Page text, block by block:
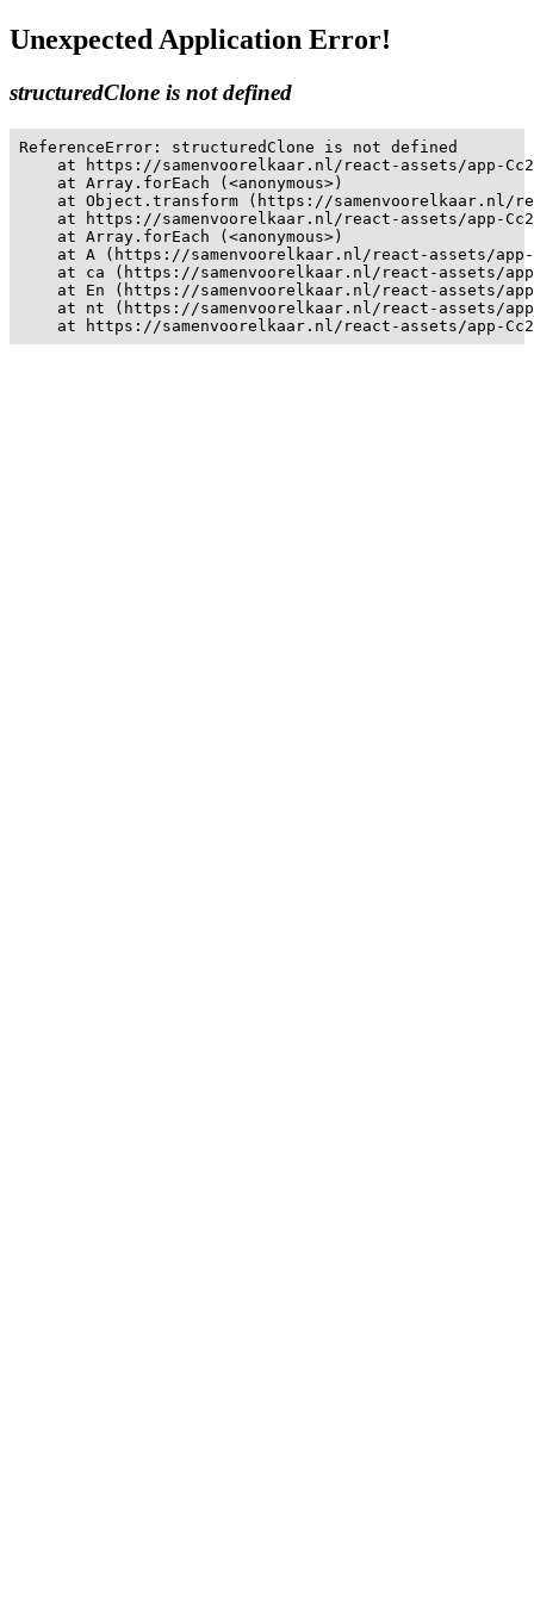
Unexpected Application Error!
structuredClone is not defined
ReferenceError: structuredClone is not defined
at https://samenvoorelkaar.nl/react-assets/app-
    at Array.forEach (<anonymous>)
at Object.transform (https://samenvoorelkaar.nl/
at https://samenvoorelkaar.nl/react-assets/app-
    at Array.forEach (<anonymous>)
at A (https://samenvoorelkaar.nl/react-assets/
at ca (https://samenvoorelkaar.nl/react-assets/
at En (https://samenvoorelkaar.nl/react-assets/
at nt (https://samenvoorelkaar.nl/react-assets/
at https://samenvoorelkaar.nl/react-assets/app-